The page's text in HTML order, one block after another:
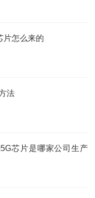
片怎么来的
法
芯片是哪家公司生产